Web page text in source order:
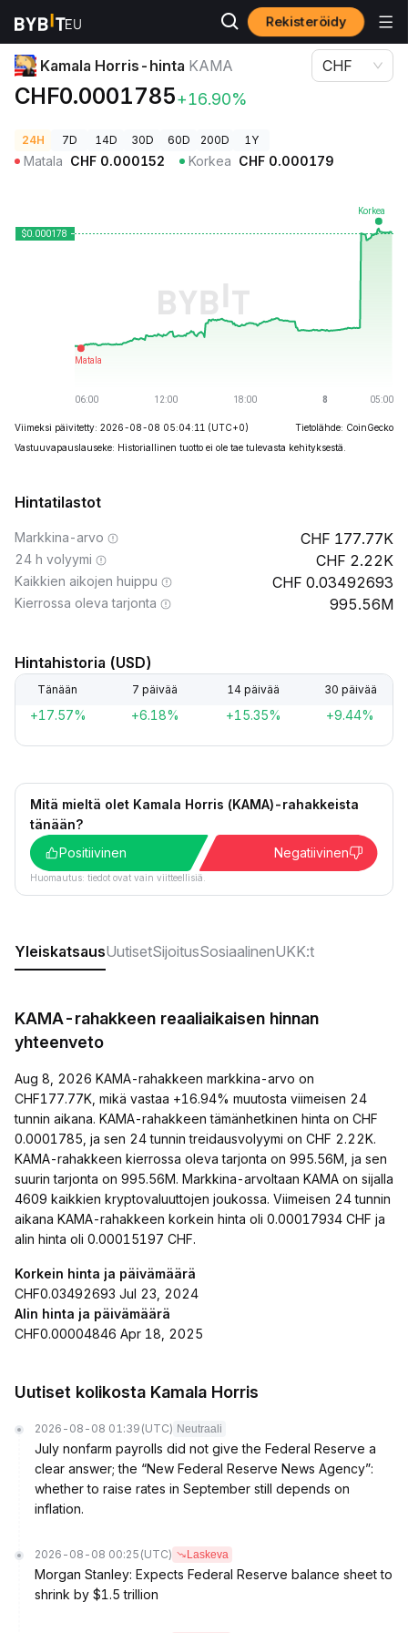
Rekisteröidy
Kryptohinnat Kamala Horris-hinta KAMA
Kamala Horris-hinta KAMA
CHF0.0001785+16.90%
CHF
24H 7D 14D 30D 60D 200D 1Y
Matala CHF 0.000152 Korkea CHF 0.000179
Viimeksi päivitetty: 2026-08-08 05:04:11 (UTC+0)
Tietolähde: CoinGecko
Vastuuvapauslauseke: Historiallinen tuotto ei ole tae tulevasta kehityksestä.
Hintatilastot
Markkina-arvo 177.77K
24 h volyymi 2.22K
Kaikkien aikojen huippu 0.03492693
Kierrossa oleva tarjonta 995.56M
Hintahistoria (USD)
Tänään 7 päivää 14 päivää 30 päivää
+17.57% +6.18% +15.35% +9.44%
Mitä mieltä olet Kamala Horris (KAMA)-rahakkeista
tänään?
Positiivinen
Negatiivinen
Huomautus: tiedot ovat vain viitteellisiä.
YleiskatsausUutisetSijoitusSosiaalinenUKK:t
KAMA-rahakkeen reaaliaikaisen hinnan
yhteenveto
Aug 8, 2026 KAMA-rahakkeen markkina-arvo on
CHF177.77K, mikä vastaa +16.94% muutosta viimeisen 24
tunnin aikana. KAMA-rahakkeen tämänhetkinen hinta on CHF
0.0001785, ja sen 24 tunnin treidausvolyymi on CHF 2.22K.
KAMA-rahakkeen kierrossa oleva tarjonta on 995.56M, ja sen
suurin tarjonta on 995.56M. Markkina-arvoltaan KAMA on sijalla
4609 kaikkien kryptovaluuttojen joukossa. Viimeisen 24 tunnin
aikana KAMA-rahakkeen korkein hinta oli 0.00017934 CHF ja
alin hinta oli 0.00015197 CHF.
Korkein hinta ja päivämäärä
CHF0.03492693 Jul 23, 2024
Alin hinta ja päivämäärä
CHF0.00004846 Apr 18, 2025
Uutiset kolikosta Kamala Horris
2026-08-08 01:39 (UTC) Neutraali
July nonfarm payrolls did not give the Federal Reserve a
clear answer; the “New Federal Reserve News Agency”:
whether to raise rates in September still depends on
inflation.
2026-08-08 00:25 (UTC) Laskeva
Morgan Stanley: Expects Federal Reserve balance sheet to
shrink by $1.5 trillion